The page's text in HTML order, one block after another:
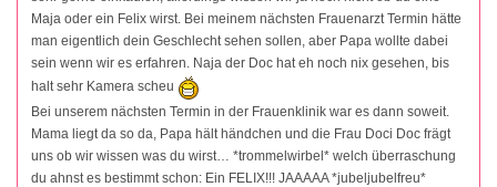
Maja oder ein Felix wirst. Bei meinem nächsten Frauenarzt Termin hätte
man eigentlich dein Geschlecht sehen sollen, aber Papa wollte dabei
sein wenn wir es erfahren. Naja der Doc hat eh noch nix gesehen, bis
halt sehr Kamera scheu
Bei unserem nächsten Termin in der Frauenklinik war es dann soweit.
Mama liegt da so da, Papa hält händchen und die Frau Doci Doc frägt
uns ob wir wissen was du wirst… *trommelwirbel* welch überraschung
du ahnst es bestimmt schon: Ein FELIX!!! JAAAAA *jubeljubelfreu*